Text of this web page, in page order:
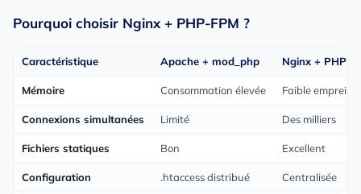
Pourquoi choisir Nginx + PHP-FPM ?
Caractéristique Apache + mod_php Nginx + PHP-
Mémoire Consommation élevée Faible
Connexions simultanées Limité Des milliers
Fichiers statiques Bon Excellent
Configuration .htaccess distribué Centralisée